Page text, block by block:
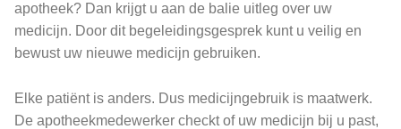
apotheek? Dan krijgt u aan de balie uitleg over uw
medicijn. Door dit begeleidingsgesprek kunt u veilig en
bewust uw nieuwe medicijn gebruiken.
Elke patiënt is anders. Dus medicijngebruik is maatwerk.
De apotheekmedewerker checkt of uw medicijn bij u past,